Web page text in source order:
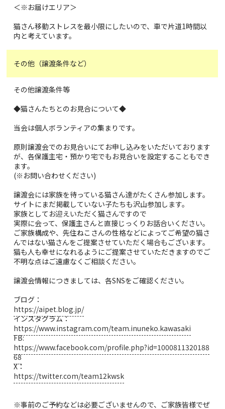
＜※お届けエリア＞
猫さん移動ストレスを最小限にしたいので、車で片道1時間以
内と考えています。
その他（譲渡条件など）
その他譲渡条件等
◆猫さんたちとのお見合について◆
当会は個人ボランティアの集まりです。
原則譲渡会でのお見合いにてお申し込みをいただいております
が、各保護主宅・預かり宅でもお見合いを設定することもでき
ます。
(※お問い合わせください)
譲渡会には家族を待っている猫さん達がたくさん参加します。
サイトにまだ掲載していない子たちも沢山参加します。
家族としてお迎えいただく猫さんですので
実際に会って、保護主さんと直接じっくりお話合いください。
ご家族構成や、先住ねこさんの性格などによってご希望の猫さ
んではない猫さんをご提案させていただく場合もございます。
猫も人も幸せになれるようにご提案させていただきますのでご
不明な点はご遠慮なくご相談ください。
譲渡会情報につきましては、各SNSをご確認ください。
ブログ：
https://aipet.blog.jp/
インスタグラム：
https://www.instagram.com/team.inuneko.kawasaki
FB:
https://www.facebook.com/profile.php?id=1000811320188
68
X：
https://twitter.com/team12kwsk
※事前のご予約などは必要ございませんので、ご家族皆様でぜ